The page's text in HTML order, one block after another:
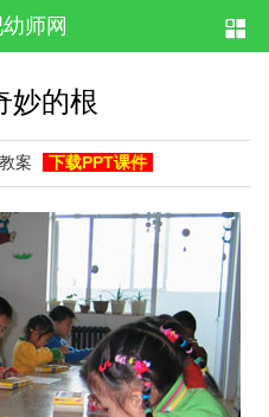
师网
妙的根
案 下载PPT课件